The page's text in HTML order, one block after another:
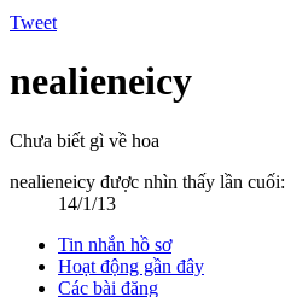
Tweet
nealieneicy
Chưa biết gì về hoa
nealieneicy được nhìn thấy lần cuối:
14/1/13
Tin nhắn hồ sơ
Hoạt động gần đây
Các bài đăng